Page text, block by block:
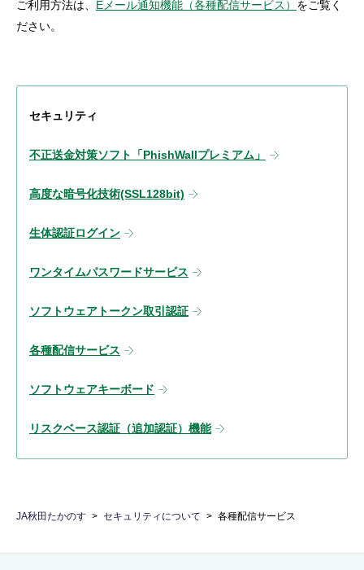
ご利用方法は、 Eメール通知機能（各種配信サービス） をご覧く
ださい。
セキュリティ
不正送金対策ソフト「PhishWallプレミアム」
高度な暗号化技術(SSL128bit)
生体認証ログイン
ワンタイムパスワードサービス
ソフトウェアトークン取引認証
各種配信サービス
ソフトウェアキーボード
リスクベース認証（追加認証）機能
JA秋田たかのす セキュリティについて 各種配信サービス